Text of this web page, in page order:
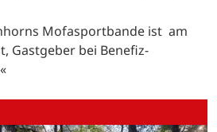
Mofasportbande ist am
Gastgeber bei Benefiz-